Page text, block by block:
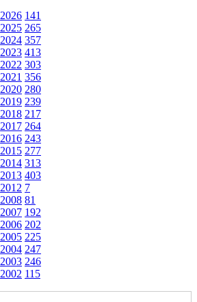
2026 141
2025 265
2024 357
2023 413
2022 303
2021 356
2020 280
2019 239
2018 217
2017 264
2016 243
2015 277
2014 313
2013 403
2012 7
2008 81
2007 192
2006 202
2005 225
2004 247
2003 246
2002 115